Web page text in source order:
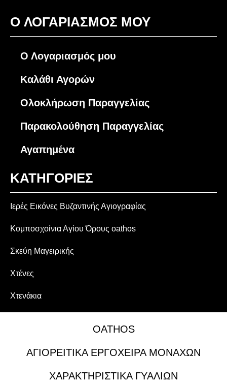
O ΛΟΓΑΡΙΑΣΜΟΣ ΜΟΥ
Ο Λογαριασμός μου
Καλάθι Αγορών
Ολοκλήρωση Παραγγελίας
Παρακολούθηση Παραγγελίας
Αγαπημένα
ΚΑΤΗΓΟΡΙΕΣ
Ιερές Εικόνες Βυζαντινής Αγιογραφίας
Κομποσχοίνια Αγίου Όρους oathos
Σκεύη Μαγειρικής
Χτένες
Χτενάκια
OATHOS
ΑΓΙΟΡΕΙΤΙΚΑ ΕΡΓΟΧΕΙΡΑ ΜΟΝΑΧΩΝ
ΧΑΡΑΚΤΗΡΙΣΤΙΚΑ ΓΥΑΛΙΩΝ